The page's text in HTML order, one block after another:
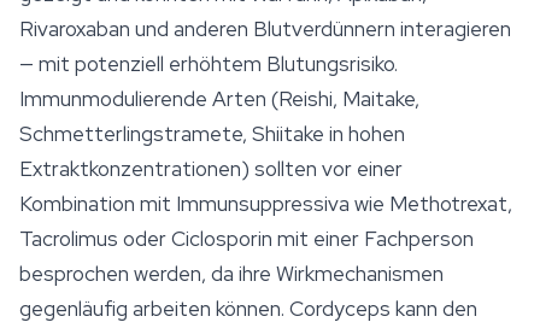
Rivaroxaban und anderen Blutverdünnern interagieren
— mit potenziell erhöhtem Blutungsrisiko.
Immunmodulierende Arten (Reishi, Maitake,
Schmetterlingstramete, Shiitake in hohen
Extraktkonzentrationen) sollten vor einer
Kombination mit Immunsuppressiva wie Methotrexat,
Tacrolimus oder Ciclosporin mit einer Fachperson
besprochen werden, da ihre Wirkmechanismen
gegenläufig arbeiten können. Cordyceps kann den